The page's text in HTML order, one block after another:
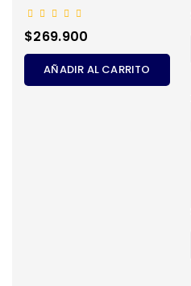
Precio
$269.900
AÑADIR AL CARRITO